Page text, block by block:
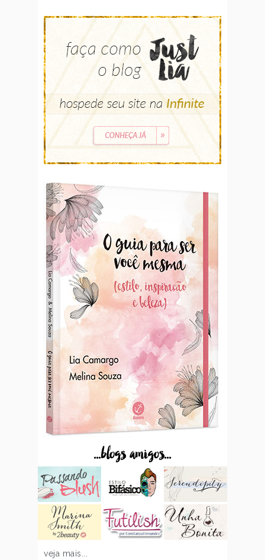
...blogs amigos...
veja mais...